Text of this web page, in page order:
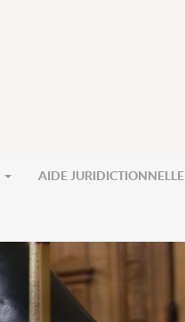
AIDE JURIDICTIONNELLE